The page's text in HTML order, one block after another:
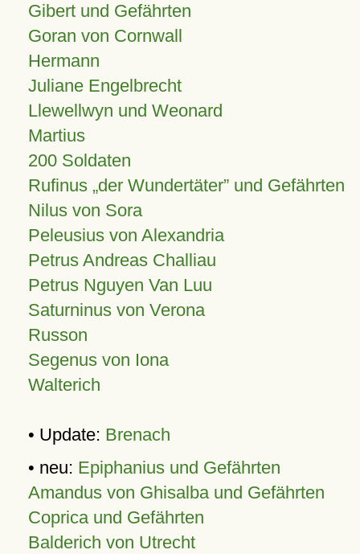
Gibert und Gefährten
Goran von Cornwall
Hermann
Juliane Engelbrecht
Llewellwyn und Weonard
Martius
200 Soldaten
Rufinus „der Wundertäter” und Gefährten
Nilus von Sora
Peleusius von Alexandria
Petrus Andreas Challiau
Petrus Nguyen Van Luu
Saturninus von Verona
Russon
Segenus von Iona
Walterich
• Update: Brenach
• neu: Epiphanius und Gefährten
Amandus von Ghisalba und Gefährten
Coprica und Gefährten
Balderich von Utrecht